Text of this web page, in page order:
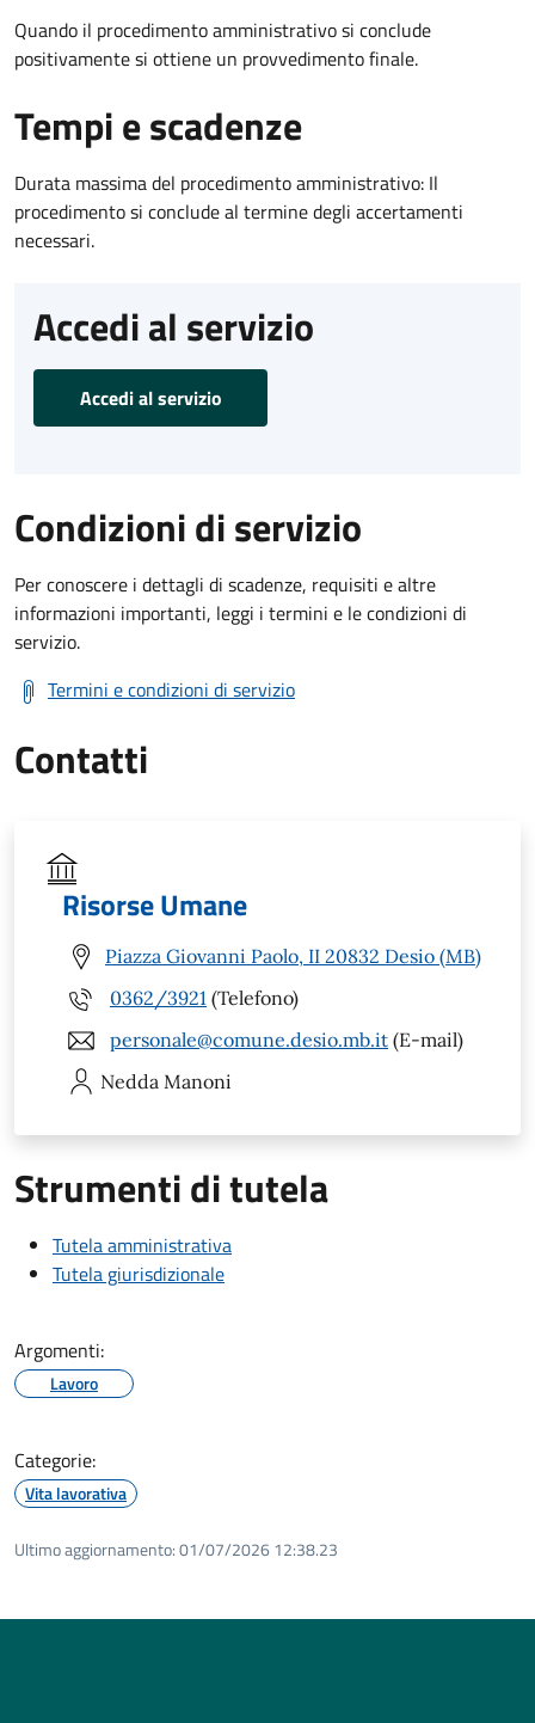
Quando il procedimento amministrativo si conclude
positivamente si ottiene un provvedimento finale.
Tempi e scadenze
Durata massima del procedimento amministrativo: Il
procedimento si conclude al termine degli accertamenti
necessari.
Accedi al servizio
Accedi al servizio
Condizioni di servizio
Per conoscere i dettagli di scadenze, requisiti e altre
informazioni importanti, leggi i termini e le condizioni di
servizio.
Termini e condizioni di servizio
Contatti
Risorse Umane
Piazza Giovanni Paolo, II 20832 Desio (MB)
0362/3921 (Telefono)
personale@comune.desio.mb.it (E-mail)
Nedda Manoni
Strumenti di tutela
Tutela amministrativa
Tutela giurisdizionale
Argomenti:
Lavoro
Categorie:
Vita lavorativa
Ultimo aggiornamento:01/07/2026 12:38.23